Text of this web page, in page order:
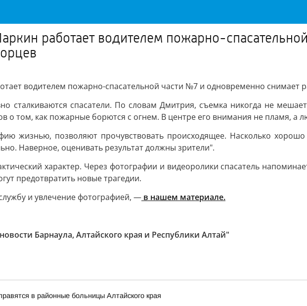
работает водителем пожарно-
водителем пожарно-спасательной части №7 и одновременно снимает
сталкиваются спасатели. По словам Дмитрия, съемка никогда не
о том, как пожарные борются с огнем. В центре его внимания не пламя, а
жизнью, позволяют прочувствовать происходящее. Насколько
Наверное, оценивать результат должны зрители".
характер. Через фотографии и видеоролики спасатель
предотвратить новые трагедии.
и увлечение фотографией, — в нашем материале.
Барнаула, Алтайского края и Республики Алтай"
в районные больницы Алтайского края